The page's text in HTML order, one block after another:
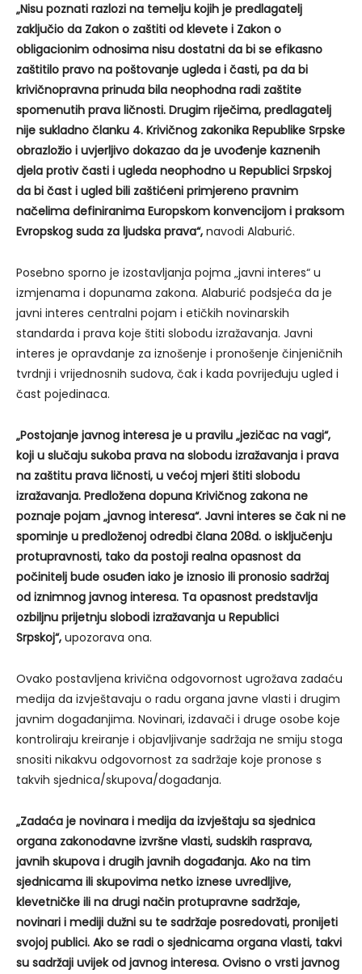
„Nisu poznati razlozi na temelju kojih je predlagatelj
zaključio da Zakon o zaštiti od klevete i Zakon o
obligacionim odnosima nisu dostatni da bi se efikasno
zaštitilo pravo na poštovanje ugleda i časti, pa da bi
krivičnopravna prinuda bila neophodna radi zaštite
spomenutih prava ličnosti. Drugim riječima, predlagatelj
nije sukladno članku 4. Krivičnog zakonika Republike Srpske
obrazložio i uvjerljivo dokazao da je uvođenje kaznenih
djela protiv časti i ugleda neophodno u Republici Srpskoj
da bi čast i ugled bili zaštićeni primjereno pravnim
načelima definiranima Europskom konvencijom i praksom
Evropskog suda za ljudska prava“, navodi Alaburić.
Posebno sporno je izostavljanja pojma „javni interes“ u
izmjenama i dopunama zakona. Alaburić podsjeća da je
javni interes centralni pojam i etičkih novinarskih
standarda i prava koje štiti slobodu izražavanja. Javni
interes je opravdanje za iznošenje i pronošenje činjeničnih
tvrdnji i vrijednosnih sudova, čak i kada povrijeđuju ugled i
čast pojedinaca.
„Postojanje javnog interesa je u pravilu „jezičac na vagi“,
koji u slučaju sukoba prava na slobodu izražavanja i prava
na zaštitu prava ličnosti, u većoj mjeri štiti slobodu
izražavanja. Predložena dopuna Krivičnog zakona ne
poznaje pojam „javnog interesa“. Javni interes se čak ni ne
spominje u predloženoj odredbi člana 208d. o isključenju
protupravnosti, tako da postoji realna opasnost da
počinitelj bude osuđen iako je iznosio ili pronosio sadržaj
od iznimnog javnog interesa. Ta opasnost predstavlja
ozbiljnu prijetnju slobodi izražavanja u Republici
Srpskoj“, upozorava ona.
Ovako postavljena krivična odgovornost ugrožava zadaću
medija da izvještavaju o radu organa javne vlasti i drugim
javnim događanjima. Novinari, izdavači i druge osobe koje
kontroliraju kreiranje i objavljivanje sadržaja ne smiju stoga
snositi nikakvu odgovornost za sadržaje koje pronose s
takvih sjednica/skupova/događanja.
„Zadaća je novinara i medija da izvještaju sa sjednica
organa zakonodavne izvršne vlasti, sudskih rasprava,
javnih skupova i drugih javnih događanja. Ako na tim
sjednicama ili skupovima netko iznese uvredljive,
klevetničke ili na drugi način protupravne sadržaje,
novinari i mediji dužni su te sadržaje posredovati, pronijeti
svojoj publici. Ako se radi o sjednicama organa vlasti, takvi
su sadržaji uvijek od javnog interesa. Ovisno o vrsti javnog